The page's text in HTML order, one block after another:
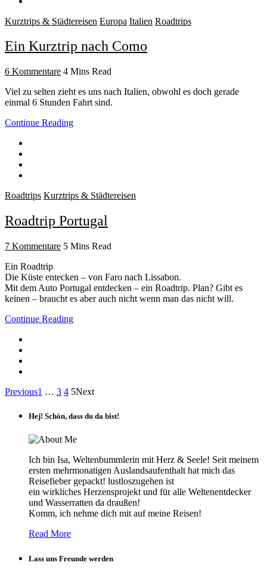
Kurztrips & Städtereisen Europa Italien Roadtrips
Ein Kurztrip nach Como
6 Kommentare 4 Mins Read
Viel zu selten zieht es uns nach Italien, obwohl es doch gerade
einmal 6 Stunden Fahrt sind.
Continue Reading
Roadtrips Kurztrips & Städtereisen
Roadtrip Portugal
7 Kommentare 5 Mins Read
Ein Roadtrip
Die Küste entecken – von Faro nach Lissabon.
Mit dem Auto Portugal entdecken – ein Roadtrip. Plan? Gibt es
keinen – braucht es aber auch nicht wenn man das nicht will.
Continue Reading
Previous1 … 3 4 5Next
Hej! Schön, dass du da bist!
Ich bin Isa, Weltenbummlerin mit Herz & Seele! Seit meinem
ersten mehrmonatigen Auslandsaufenthalt hat mich das
Reisefieber gepackt! lustloszugehen ist
ein wirkliches Herzensprojekt und für alle Weltenentdecker
und Wasserratten da draußen!
Komm, ich nehme dich mit auf meine Reisen!
Read More
Lass uns Freunde werden